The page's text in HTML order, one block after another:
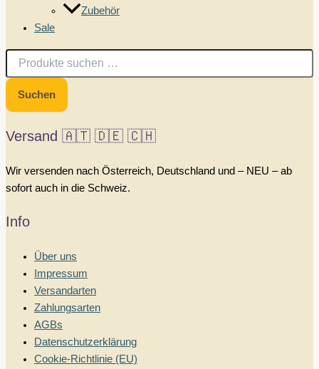
Zubehör
Sale
Suchen
nach:
Suchen
Versand 🇦🇹 🇩🇪 🇨🇭
Wir versenden nach Österreich, Deutschland und – NEU – ab
sofort auch in die Schweiz.
Info
Über uns
Impressum
Versandarten
Zahlungsarten
AGBs
Datenschutzerklärung
Cookie-Richtlinie (EU)